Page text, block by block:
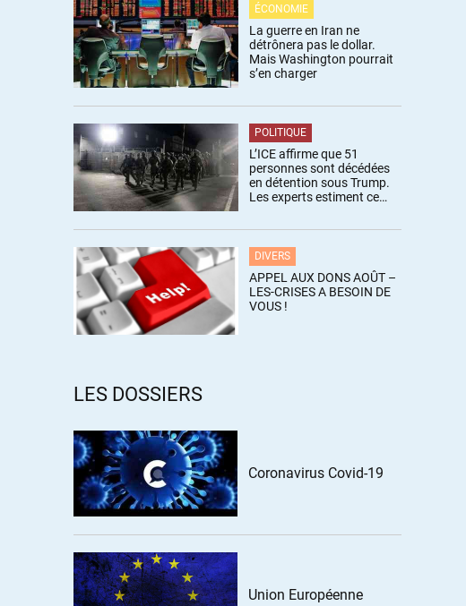
ÉCONOMIE
La guerre en Iran ne
détrônera pas le dollar.
Mais Washington pourrait
s’en charger
POLITIQUE
L’ICE affirme que 51
personnes sont décédées
en détention sous Trump.
Les experts estiment ce
DIVERS
APPEL AUX DONS AOÛT –
LES-CRISES A BESOIN DE
VOUS !
LES DOSSIERS
Coronavirus Covid-19
Union Européenne